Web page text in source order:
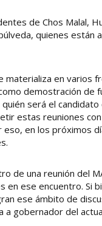
de Chos Malal,
quienes están
materializa en varios
demostración de
será el candidato
estas reuniones
eso, en los próximos
de una reunión del
ese encuentro. Si
ese ámbito de
a gobernador del